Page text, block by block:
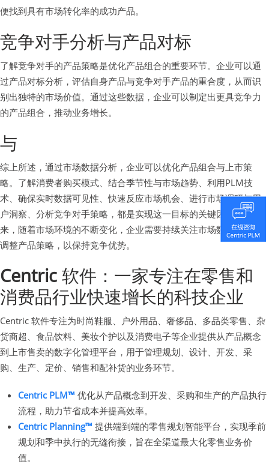
便找到具有市场转化率的成功产品。
竞争对手分析与产品对标
了解竞争对手的产品策略是优化产品组合的重要环节。企业可以通
过产品对标分析，评估自身产品与竞争对手产品的重合度，从而识
别出独特的市场价值。通过这些数据，企业可以制定出更具竞争力
的产品组合，推动业务增长。
与
综上所述，通过市场数据分析，企业可以优化产品组合与上市策
略。了解消费者购买模式、结合季节性与市场趋势、利用PLM技
术、确保实时数据可见性、快速反应市场机会、进行市场调研与用
户洞察、分析竞争对手策略，都是实现这一目标的关键因素。在未
来，随着市场环境的不断变化，企业需要持续关注市场数据，灵活
调整产品策略，以保持竞争优势。
Centric 软件：一家专注在零售和
消费品行业快速增长的科技企业
Centric 软件专注为时尚鞋服、户外用品、奢侈品、多品类零售、杂
货商超、食品饮料、美妆个护以及消费电子等企业提供从产品概念
到上市售卖的数字化管理平台，用于管理规划、设计、开发、采
购、生产、定价、销售和配补货的业务环节。
Centric PLM™ 优化从产品概念到开发、采购和生产的产品执行
流程，助力节省成本并提高效率。
Centric Planning™ 提供端到端的零售规划智能平台，实现季前
规划和季中执行的无缝衔接，旨在全渠道最大化零售业务价
值。